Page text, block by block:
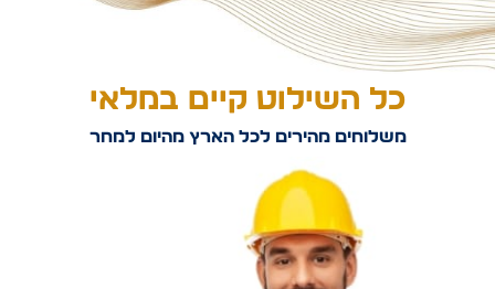
כל השילוט קיים במלאי
משלוחים מהירים לכל הארץ מהיום למחר